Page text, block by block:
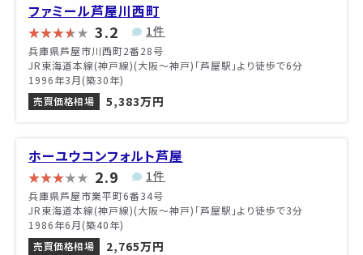
ファミール芦屋川西町
3.2 1件
兵庫県芦屋市川西町2番28号
JR東海道本線(神戸線)(大阪～神戸)「芦屋駅」より徒歩で6分
1996年3月(築30年)
売買価格相場
5,383万円
ホーユウコンフォルト芦屋
2.9 1件
兵庫県芦屋市業平町6番34号
JR東海道本線(神戸線)(大阪～神戸)「芦屋駅」より徒歩で3分
1986年6月(築40年)
売買価格相場
2,765万円